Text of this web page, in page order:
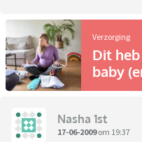
Verzorging
Dit
baby
Nasha 1st
17-06-2009om 19:37